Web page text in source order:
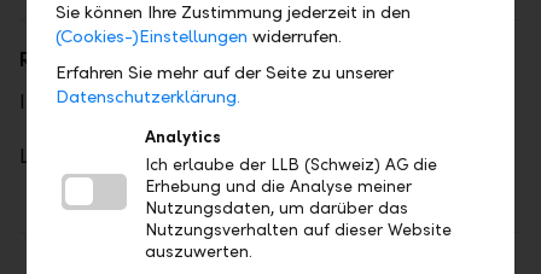
Rechner & Tools
Investment News
LLB Kompass-Rechner
Sie können Ihre Zustimmung jederzeit in den
(Cookies-)Einstellungen widerrufen.
Erfahren Sie mehr auf der Seite zu unserer
Datenschutzerklärung.
Analytics
Ich erlaube der LLB (Schweiz) AG die
Erhebung und die Analyse meiner
Nutzungsdaten, um darüber das
Nutzungsverhalten auf dieser Website
auszuwerten.